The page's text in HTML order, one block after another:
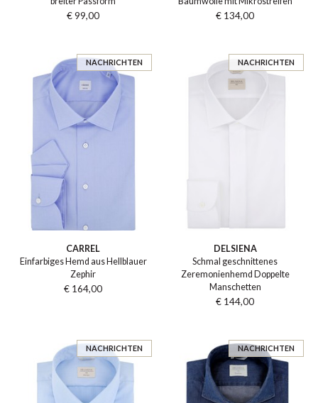
€ 99,00 € 134,00
NACHRICHTEN
CARREL
Einfarbiges Hemd aus Hellblauer
Zephir
€ 164,00
NACHRICHTEN
DELSIENA
Schmal geschnittenes
Zeremonienhemd Doppelte
Manschetten
€ 144,00
NACHRICHTEN NACHRICHTEN